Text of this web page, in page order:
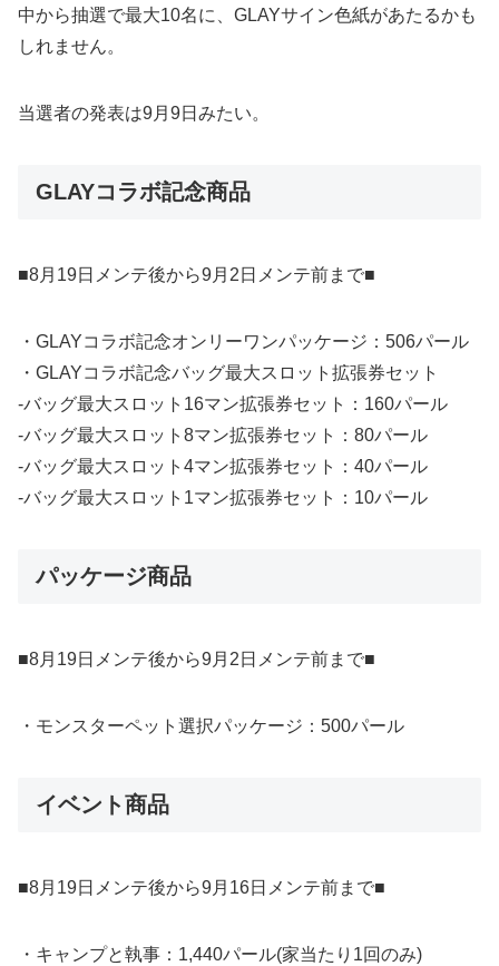
中から抽選で最大10名に、GLAYサイン色紙があたるかも
しれません。
当選者の発表は9月9日みたい。
GLAYコラボ記念商品
■8月19日メンテ後から9月2日メンテ前まで■
・GLAYコラボ記念オンリーワンパッケージ：506パール
・GLAYコラボ記念バッグ最大スロット拡張券セット
-バッグ最大スロット16マン拡張券セット：160パール
-バッグ最大スロット8マン拡張券セット：80パール
-バッグ最大スロット4マン拡張券セット：40パール
-バッグ最大スロット1マン拡張券セット：10パール
パッケージ商品
■8月19日メンテ後から9月2日メンテ前まで■
・モンスターペット選択パッケージ：500パール
イベント商品
■8月19日メンテ後から9月16日メンテ前まで■
・キャンプと執事：1,440パール(家当たり1回のみ)